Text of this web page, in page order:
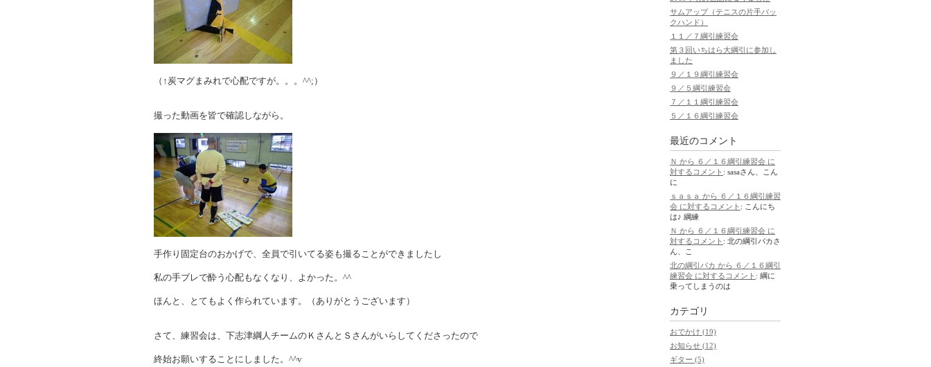
（↑炭マグまみれで心配ですが。。。^^;）
撮った動画を皆で確認しながら。
手作り固定台のおかげで、全員で引いてる姿も撮ることができましたし
私の手ブレで酔う心配もなくなり、よかった。^^
ほんと、とてもよく作られています。（ありがとうございます）
さて、練習会は、下志津綱人チームのＫさんとＳさんがいらしてくださったので
終始お願いすることにしました。^^v
サムアップ（テニスの片手バッ
クハンド）
１１／７綱引練習会
第３回いちはら大綱引に参加し
ました
９／１９綱引練習会
９／５綱引練習会
７／１１綱引練習会
５／１６綱引練習会
最近のコメント
Ｎ から ６／１６綱引練習会 に
対するコメント : sasaさん、こん
に
ｓａｓａ から ６／１６綱引練習
会 に対するコメント : こんにち
は♪ 綱練
Ｎ から ６／１６綱引練習会 に
対するコメント : 北の綱引バカさ
ん、こ
北の綱引バカ から ６／１６綱引
練習会 に対するコメント : 綱に
乗ってしまうのは
カテゴリ
おでかけ (19)
お知らせ (12)
ギター (5)